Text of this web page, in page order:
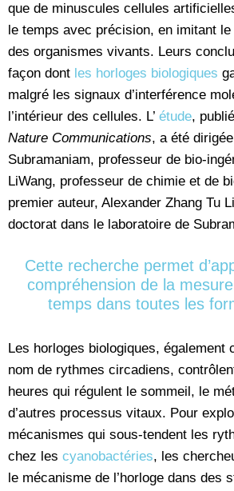
que de minuscules cellules
le temps avec précision, en imitant
des organismes vivants. Leurs
façon dont les horloges biologiques
malgré les signaux d’interférence
l’intérieur des cellules. L’ étude,
Nature Communications, a été
Subramaniam, professeur de bio-
LiWang, professeur de chimie et de
premier auteur, Alexander Zhang Tu
doctorat dans le laboratoire de
Cette recherche permet
compréhension de la
temps dans toutes les
Les horloges biologiques, également
nom de rythmes circadiens,
heures qui régulent le sommeil, le
d’autres processus vitaux. Pour
mécanismes qui sous-tendent les
chez les cyanobactéries, les
le mécanisme de l’horloge dans des